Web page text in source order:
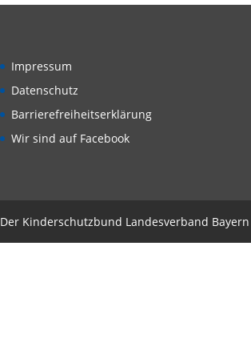
Impressum
Datenschutz
Barrierefreiheitserklärung
Wir sind auf Facebook
Der Kinderschutzbund Landesverband Bayern